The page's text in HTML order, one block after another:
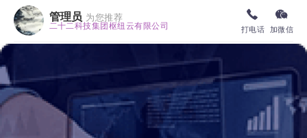
管理员 为您推荐
二十二科技集团枢纽云有限公司 打电话 加微信